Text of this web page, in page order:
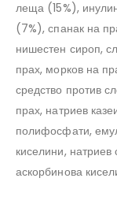
леща (15%),
(7%), спанак на
нишестен сироп,
прах, морков на
средство против
прах, натриев
полифосфати,
киселини, натриев
аскорбинова